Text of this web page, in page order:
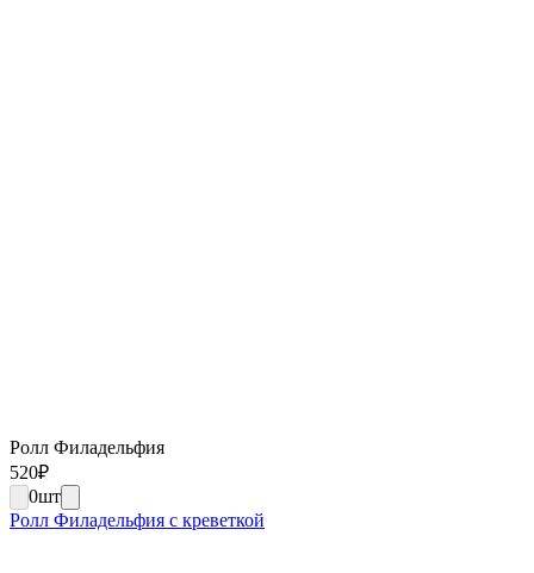
Ролл Филадельфия
520₽
0шт
Ролл Филадельфия с креветкой